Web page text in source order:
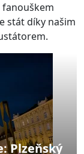
stát díky našim
Plzeňský